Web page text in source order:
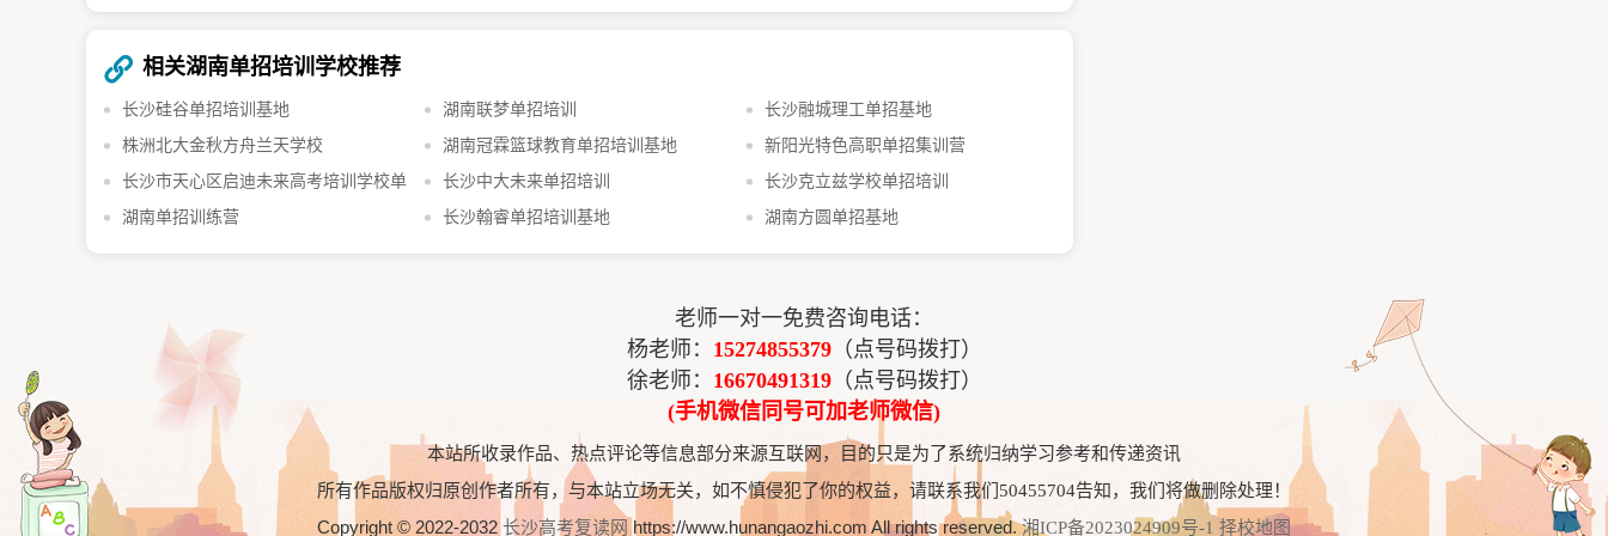
相关湖南单招培训学校推荐
长沙硅谷单招培训基地​ 湖南联梦单招培训
长沙融城理工单招基地
株洲北大金秋方舟兰天学校
湖南冠霖篮球教育单招培训基地
新阳光特色高职单招集训营
长沙市天心区启迪未来高考培训学校单
招培训部
长沙中大未来单招培训
长沙克立兹学校单招培训
湖南单招训练营
长沙翰睿单招培训基地 湖南方圆单招基地
老师一对一免费咨询电话：
杨老师： 15274855379（点号码拨打）
徐老师： 16670491319（点号码拨打）
(手机微信同号可加老师微信)
本站所收录作品、热点评论等信息部分来源互联网，目的只是为了系统归纳学习参考和传递资讯
所有作品版权归原创作者所有，与本站立场无关，如不慎侵犯了你的权益，请联系我们50455704告知，我们将做删除处理！
Copyright © 2022-2032 长沙高考复读网 https://www.hunangaozhi.com All rights reserved.湘ICP备2023024909号-1 择校地图